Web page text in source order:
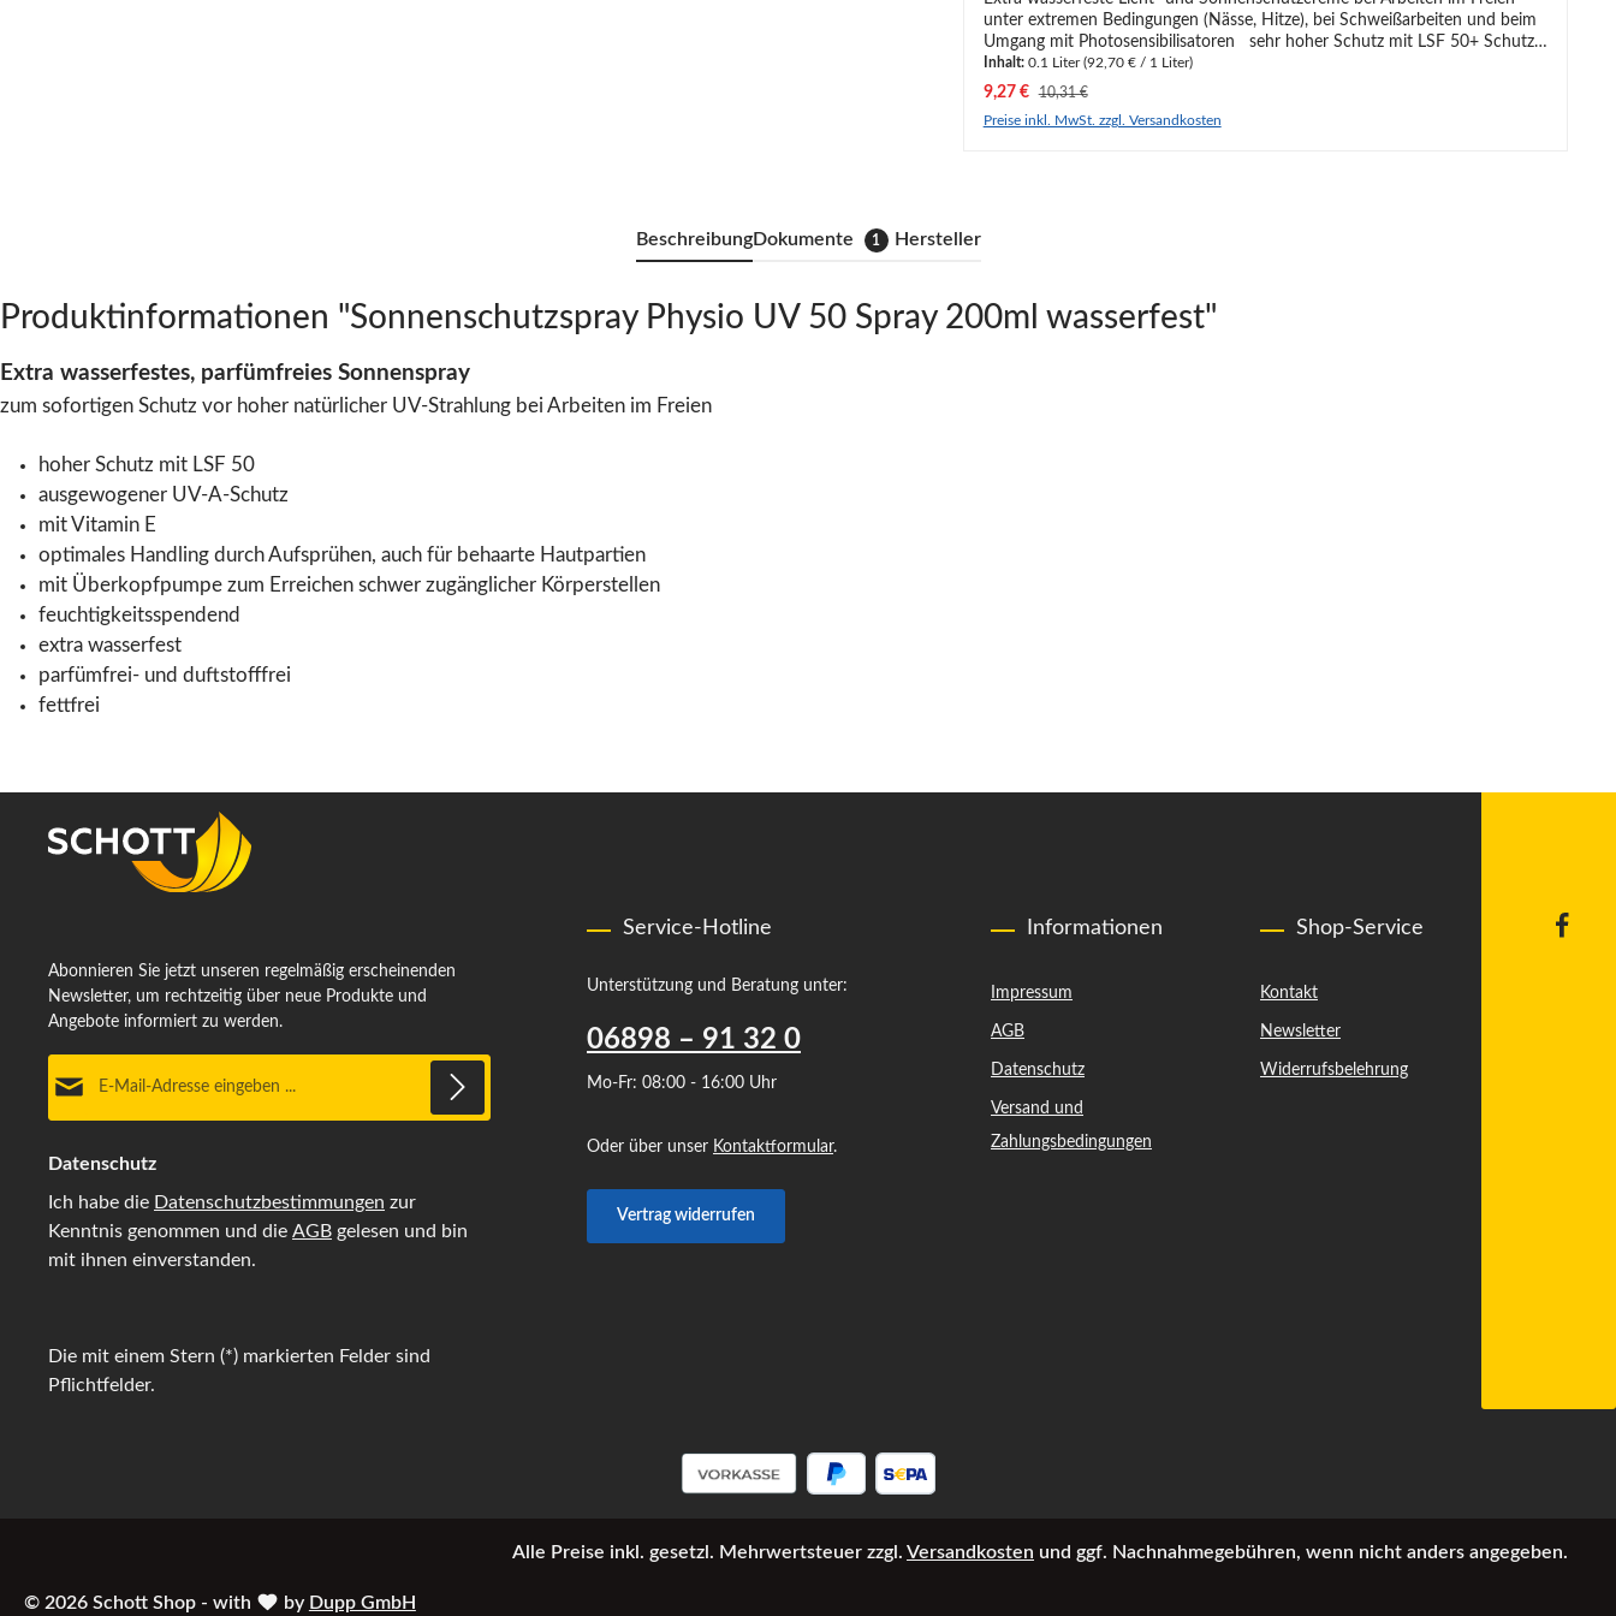
unter extremen Bedingungen (Nässe, Hitze), bei Schweißarbeiten und beim
Umgang mit Photosensibilisatoren sehr hoher Schutz mit LSF 50+ Schutz
vor UV-C-Strahlen extra wasserfest für besondere Belastungen mit Vitamin
Inhalt: 0.1 Liter(92,70 € / 1 Liter)
Verkaufspreis:
9,27 € Regulärer Preis:
10,31 €
Preise inkl. MwSt. zzgl. Versandkosten
BeschreibungDokumente 1 Hersteller
Produktinformationen "Sonnenschutzspray Physio UV 50 Spray 200ml wasserfest"
Extra wasserfestes, parfümfreies Sonnenspray
zum sofortigen Schutz vor hoher natürlicher UV-Strahlung bei Arbeiten im Freien
hoher Schutz mit LSF 50
ausgewogener UV-A-Schutz
mit Vitamin E
optimales Handling durch Aufsprühen, auch für behaarte Hautpartien
mit Überkopfpumpe zum Erreichen schwer zugänglicher Körperstellen
feuchtigkeitsspendend
extra wasserfest
parfümfrei- und duftstofffrei
fettfrei
Abonnieren Sie jetzt unseren regelmäßig erscheinenden
Newsletter, um rechtzeitig über neue Produkte und
Angebote informiert zu werden.
Datenschutz
Ich habe die Datenschutzbestimmungen zur
Kenntnis genommen und die AGB gelesen und bin
mit ihnen einverstanden.
Die mit einem Stern (*) markierten Felder sind
Pflichtfelder.
Service-Hotline
Unterstützung und Beratung unter:
06898 – 91 32 0
Mo-Fr: 08:00 - 16:00 Uhr
Oder über unser Kontaktformular.
Vertrag widerrufen
Informationen
Impressum
AGB
Datenschutz
Versand und
Zahlungsbedingungen
Shop-Service
Kontakt
Newsletter
Widerrufsbelehrung
Alle Preise inkl. gesetzl. Mehrwertsteuer zzgl. Versandkosten und ggf. Nachnahmegebühren, wenn nicht anders angegeben.
© 2026 Schott Shop - with by Dupp GmbH